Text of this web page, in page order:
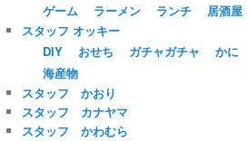
ゲーム
ラーメン ランチ 居酒屋
スタッフ オッキー
DIY
おせち ガチャガチャ かに
海産物
スタッフ かおり
スタッフ カナヤマ
スタッフ かわむら